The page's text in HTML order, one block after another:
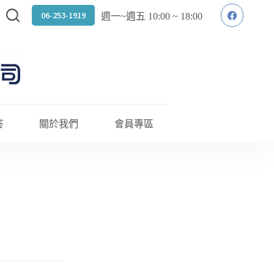
06-253-1919 週一~週五 10:00 ~ 18:00
關於我們 會員專區